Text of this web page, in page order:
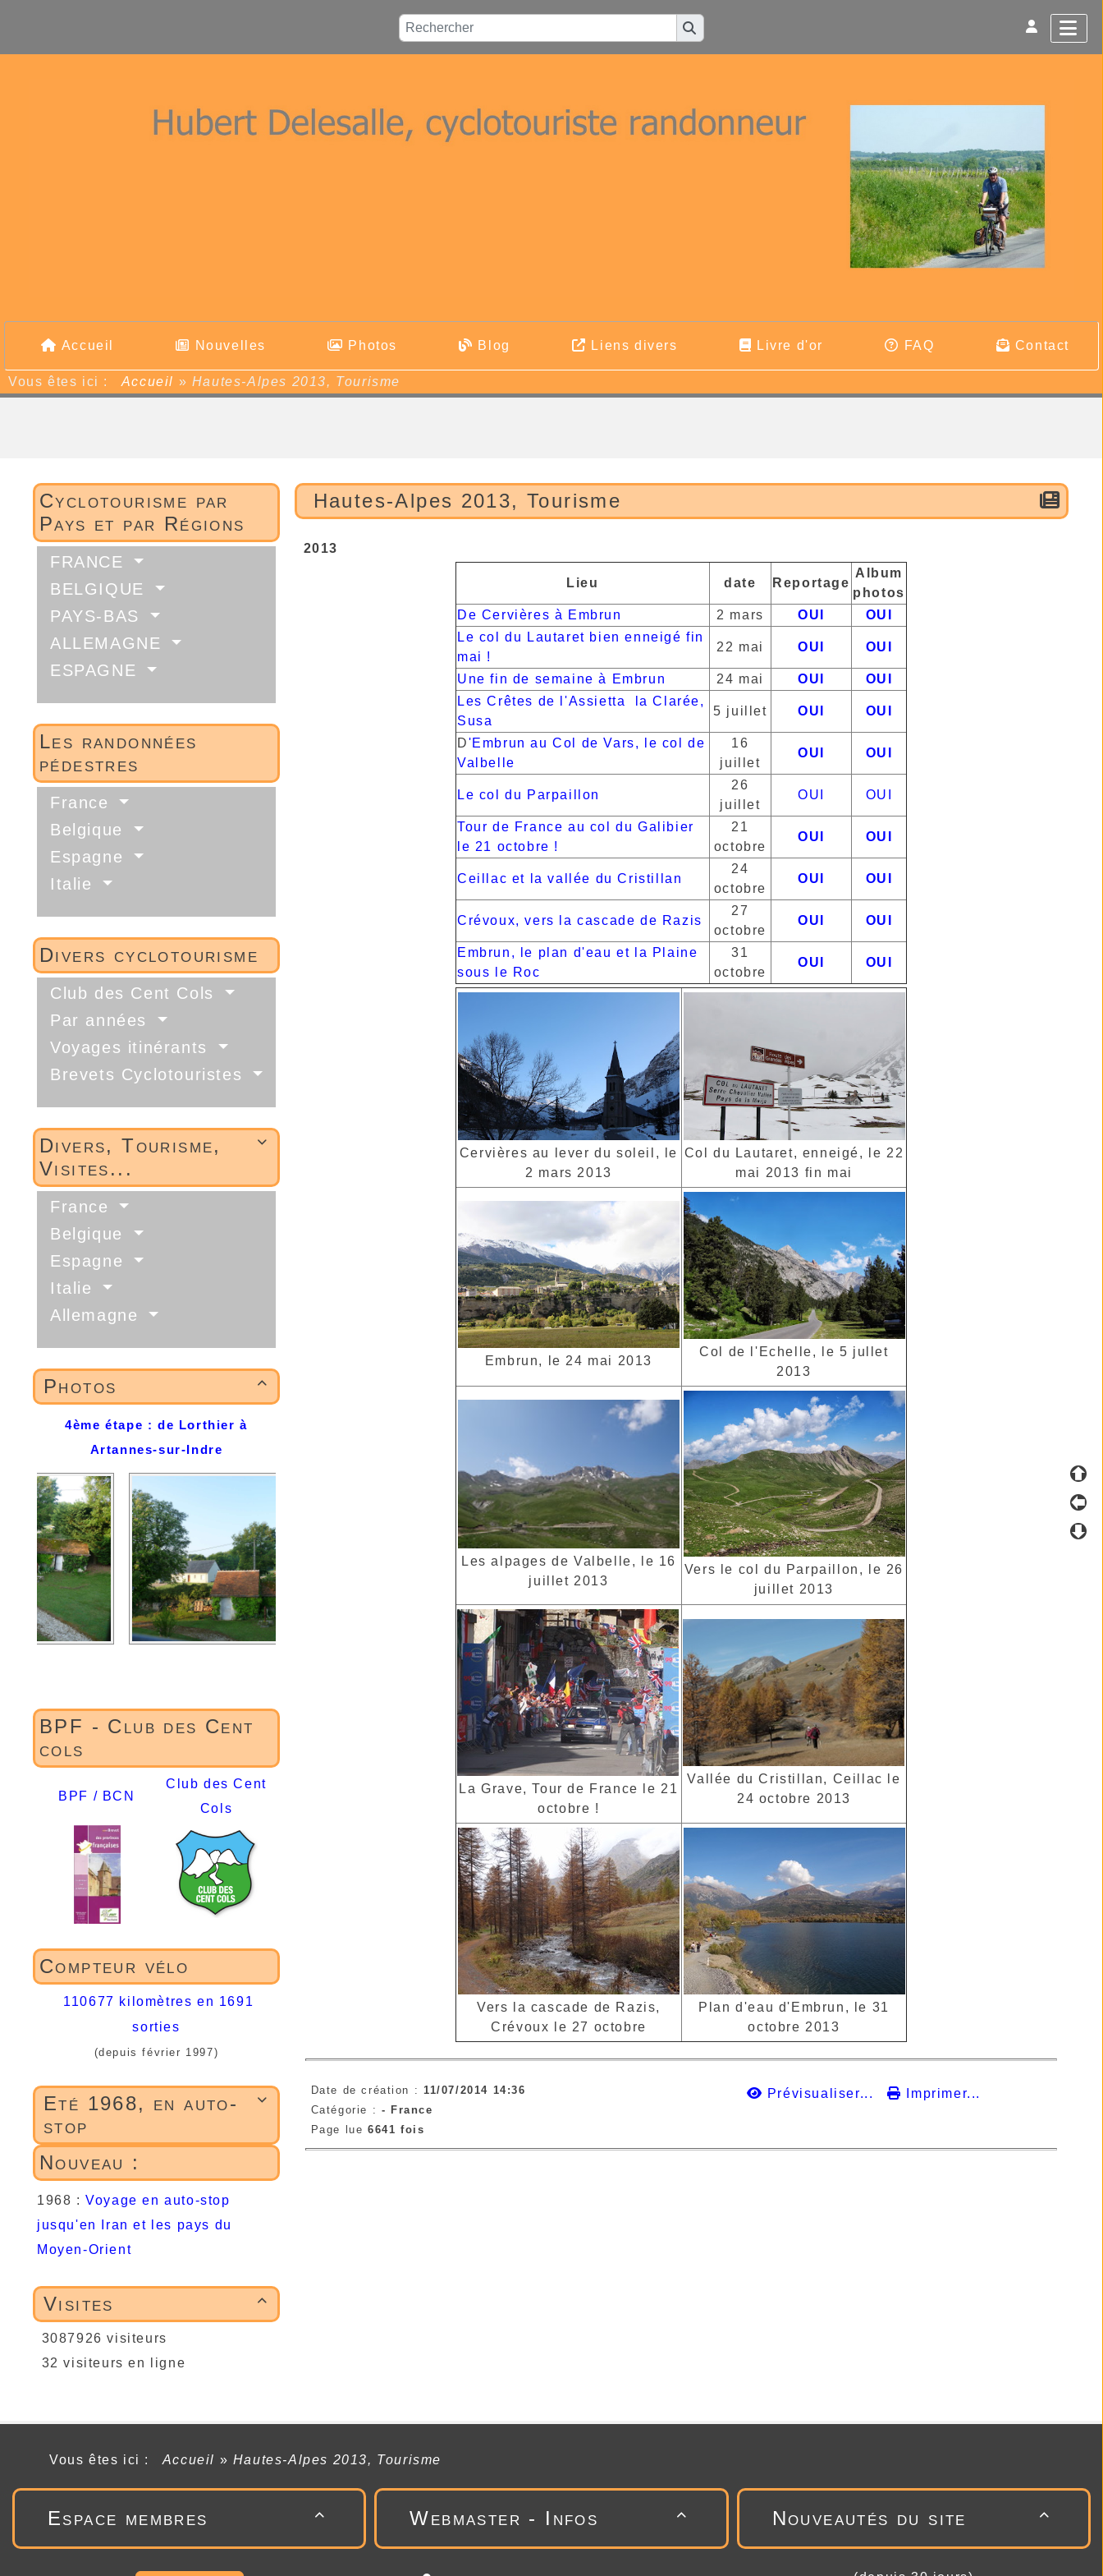
Accueil Nouvelles Photos Blog Liens divers Livre d'or FAQ Contact
Vous êtes ici : Accueil » Hautes-Alpes 2013, Tourisme
Cyclotourisme par
Pays et par Régions
FRANCE
BELGIQUE
PAYS-BAS
ALLEMAGNE
ESPAGNE
Les randonnées
pédestres
France
Belgique
Espagne
Italie
Divers cyclotourisme
Club des Cent Cols
Par années
Voyages itinérants
Brevets Cyclotouristes

Divers, Tourisme,
Visites...
France
Belgique
Espagne
Italie
Allemagne

Photos
4ème étape : de Lorthier à
Artannes-sur-Indre
BPF - Club des Cent
cols
BPF / BCN
Club des Cent
Cols
Compteur vélo
110677 kilomètres en 1691
sorties
(depuis février 1997)

Eté 1968, en auto-
stop
Nouveau :
1968 :Voyage en auto-stop
jusqu'en Iran et les pays du
Moyen-Orient

Visites
3087926 visiteurs
32 visiteurs en ligne
Hautes-Alpes 2013, Tourisme
2013
Lieu date Reportage
Album
photos
De Cervières à Embrun
2 mars OUI OUI
Le col du Lautaret bien enneigé fin
mai !
22 mai OUI OUI
Une fin de semaine à Embrun 24 mai OUI
OUI
Les Crêtes de l'Assietta la Clarée,
Susa
5 juillet OUI OUI
D'Embrun au Col de Vars, le col de
Valbelle
16
juillet
OUI OUI
Le col du Parpaillon
26
juillet
OUI OUI
Tour de France au col du Galibier
le 21 octobre !
21
octobre
OUI OUI
Ceillac et la vallée du Cristillan
24
octobre
OUI OUI
Crévoux, vers la cascade de Razis
27
octobre
OUI OUI
Embrun, le plan d'eau et la Plaine
sous le Roc
31
octobre
OUI OUI
Cervières au lever du soleil, le
2 mars 2013
Col du Lautaret, enneigé, le 22
mai 2013 fin mai
Embrun, le 24 mai 2013
Col de l'Echelle, le 5 jullet
2013
Les alpages de Valbelle, le 16
juillet 2013
Vers le col du Parpaillon, le 26
juillet 2013
La Grave, Tour de France le 21
octobre !
Vallée du Cristillan, Ceillac le
24 octobre 2013
Vers la cascade de Razis,
Crévoux le 27 octobre
Plan d'eau d'Embrun, le 31
octobre 2013
Date de création : 11/07/2014 14:36
Catégorie : - France
Page lue 6641 fois
Prévisualiser... Imprimer...
Vous êtes ici : Accueil » Hautes-Alpes 2013, Tourisme

Espace membres 
Webmaster - Infos 
Nouveautés du site